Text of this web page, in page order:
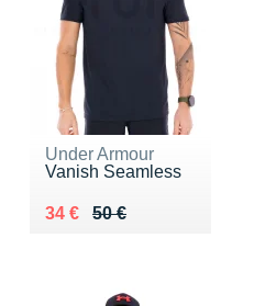
Under Armour
Vanish Seamless
50 €
Au lieu de 50 €
34 €
Vendu 34 €